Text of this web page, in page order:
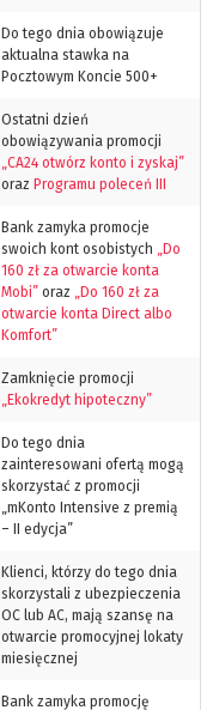
Do tego dnia obowiązuje
aktualna stawka na
Pocztowym Koncie 500+
Ostatni dzień
obowiązywania promocji
„CA24 otwórz konto i zyskaj”
oraz Programu poleceń III
Bank zamyka promocje
swoich kont osobistych
„Do
160 zł za otwarcie konta
Mobi” oraz
„Do 160 zł za
otwarcie konta Direct albo
Komfort”
Zamknięcie promocji
„Ekokredyt hipoteczny”
Do tego dnia
zainteresowani ofertą mogą
skorzystać z promocji
„mKonto Intensive z premią
– II edycja”
Klienci, którzy do tego dnia
skorzystali z ubezpieczenia
OC lub AC, mają szansę na
otwarcie promocyjnej lokaty
miesięcznej
Bank zamyka promocję